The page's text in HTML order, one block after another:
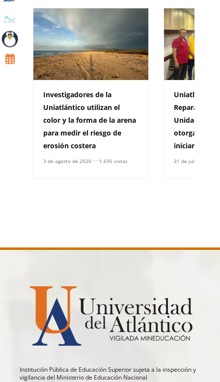
Investigadores de la
Uniatlántico utilizan el
color y la forma de la arena
para medir el riesgo de
erosión costera
3 de agosto de 2026 1.695 vistas
Uniatlántico
Reparación
Unidad para
otorga
iniciar un
31 de julio de 2026
Institución Pública de Educación Superior sujeta a la inspección y
vigilancia del Ministerio de Educación Nacional